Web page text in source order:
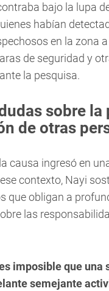
bajo la lupa
habían
en la zona
de seguridad y
la pesquisa.
sobre la
de otras
causa ingresó en
contexto, Nayi
que obligan a
las
imposible que una
semejante